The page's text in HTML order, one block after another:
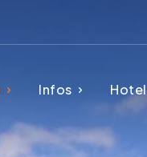
Infos